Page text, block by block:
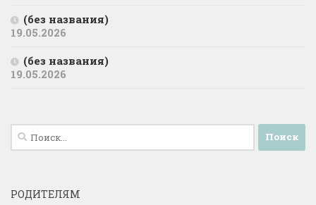
(без названия)
19.05.2026
(без названия)
19.05.2026
Найти:
РОДИТЕЛЯМ